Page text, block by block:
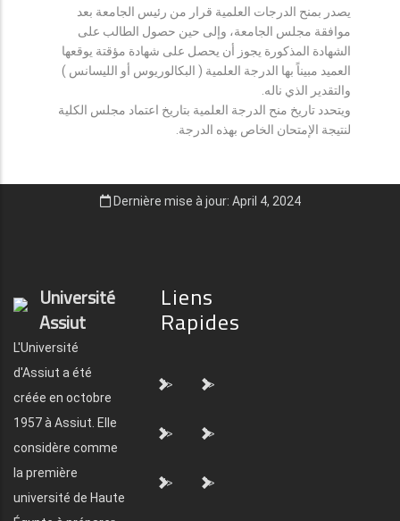
يصدر بمنح الدرجات العلمية قرار من رئيس الجامعة بعد
موافقة مجلس الجامعة، وإلى حين حصول الطالب على
الشهادة المذكورة يجوز أن يحصل على شهادة مؤقتة يوقعها
العميد مبيناً بها الدرجة العلمية ( البكالوريوس أو الليسانس )
والتقدير الذي ناله.
ويتحدد تاريخ منح الدرجة العلمية بتاريخ اعتماد مجلس الكلية
لنتيجة الإمتحان الخاص بهذه الدرجة.
Dernière mise à jour: April 4, 2024
Université
Assiut
L'Université
d'Assiut a été
créée en octobre
1957 à Assiut. Elle
considère comme
la première
université de Haute
Liens
Rapides
"> ">
"> ">
"> ">